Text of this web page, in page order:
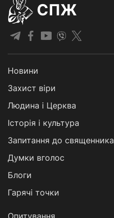
СПЖ
Новини
Захист віри
Людина і Церква
Історія і культура
Запитання до священника
Думки вголос
Блоги
Гарячі точки